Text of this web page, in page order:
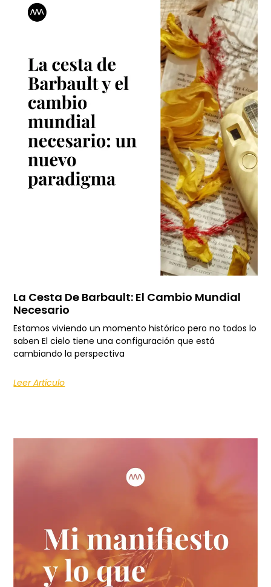
La Cesta De Barbault: El Cambio Mundial
Necesario
Estamos viviendo un momento histórico pero no todos lo
saben El cielo tiene una configuración que está
cambiando la perspectiva
Leer Artículo